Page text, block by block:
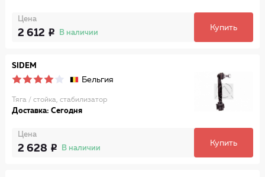
Цена
2 612 В наличии
Купить
SIDEM
Бельгия
Тяга / стойка, стабилизатор
Доставка: Сегодня
Цена
2 628 В наличии
Купить